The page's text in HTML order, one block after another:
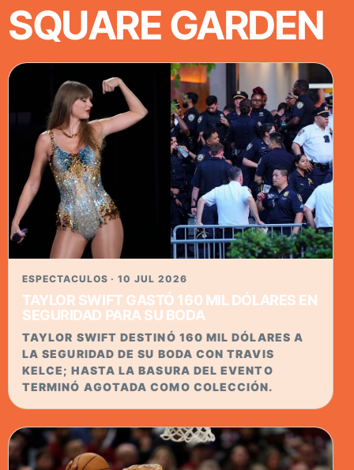
SQUARE GARDEN
ESPECTACULOS · 10 JUL 2026
TAYLOR SWIFT GASTÓ 160 MIL DÓLARES EN
SEGURIDAD PARA SU BODA
TAYLOR SWIFT DESTINÓ 160 MIL DÓLARES A
LA SEGURIDAD DE SU BODA CON TRAVIS
KELCE; HASTA LA BASURA DEL EVENTO
TERMINÓ AGOTADA COMO COLECCIÓN.